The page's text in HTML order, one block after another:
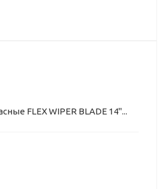
FLEX WIPER BLADE 14"...